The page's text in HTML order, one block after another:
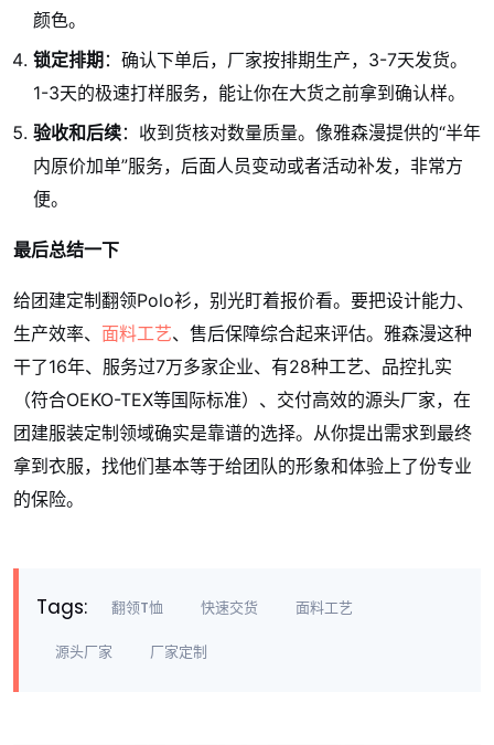
颜色。
锁定排期 ：确认下单后，厂家按排期生产，3-7天发货。
1-3天的极速打样服务，能让你在大货之前拿到确认样。
验收和后续：收到货核对数量质量。像雅森漫提供的“半年
内原价加单”服务，后面人员变动或者活动补发，非常方
便。
最后总结一下
给团建定制翻领Polo衫，别光盯着报价看。要把设计能力、
生产效率、 面料工艺、售后保障综合起来评估。雅森漫这种
干了16年、服务过7万多家企业、有28种工艺、品控扎实
（符合OEKO-TEX等国际标准）、交付高效的源头厂家，在
团建服装定制领域确实是靠谱的选择。从你提出需求到最终
拿到衣服，找他们基本等于给团队的形象和体验上了份专业
的保险。
Tags: 翻领T恤 快速交货 面料工艺
源头厂家 厂家定制